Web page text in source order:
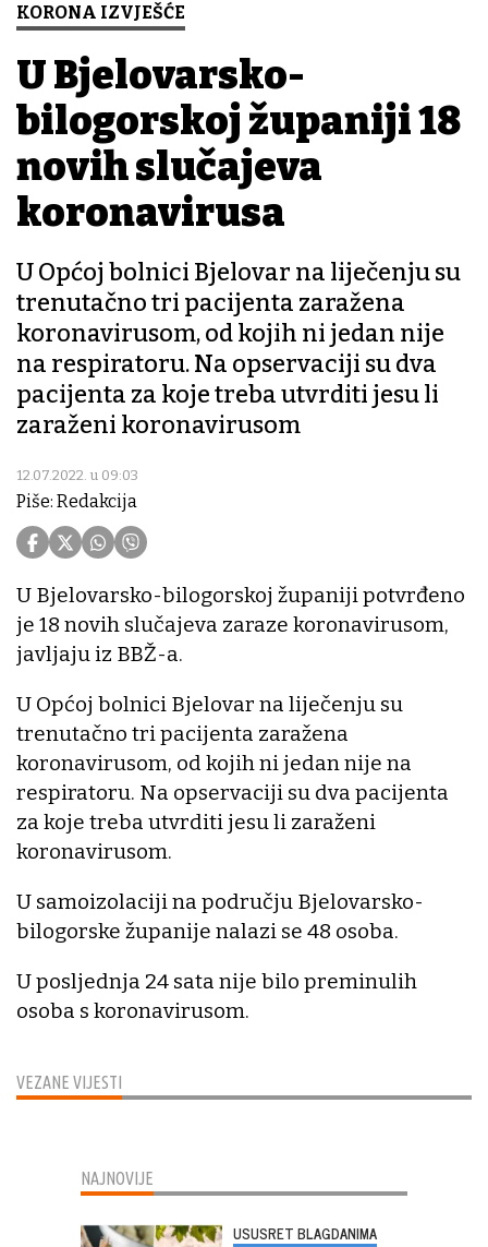
KORONA IZVJEŠĆE
U Bjelovarsko-
bilogorskoj županiji 18
novih slučajeva
koronavirusa
U Općoj bolnici Bjelovar na liječenju su
trenutačno tri pacijenta zaražena
koronavirusom, od kojih ni jedan nije
na respiratoru. Na opservaciji su dva
pacijenta za koje treba utvrditi jesu li
zaraženi koronavirusom
12.07.2022. u 09:03
Piše: Redakcija
VEZANE VIJESTI
U Bjelovarsko-bilogorskoj županiji potvrđeno
je 18 novih slučajeva zaraze koronavirusom,
javljaju iz BBŽ-a.
U Općoj bolnici Bjelovar na liječenju su
trenutačno tri pacijenta zaražena
koronavirusom, od kojih ni jedan nije na
respiratoru. Na opservaciji su dva pacijenta
za koje treba utvrditi jesu li zaraženi
koronavirusom.
U samoizolaciji na području Bjelovarsko-
bilogorske županije nalazi se 48 osoba.
U posljednja 24 sata nije bilo preminulih
osoba s koronavirusom.
NAJNOVIJE
USUSRET BLAGDANIMA